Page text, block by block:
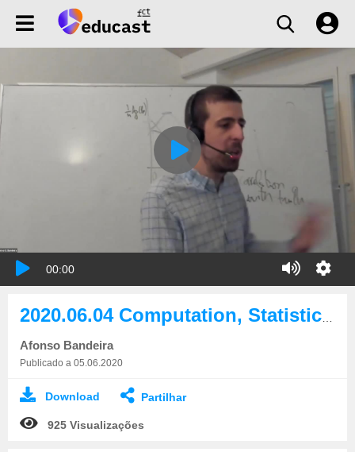
00:00
Afonso Bandeira
Publicado a 05.06.2020
Download Partilhar
925 Visualizações